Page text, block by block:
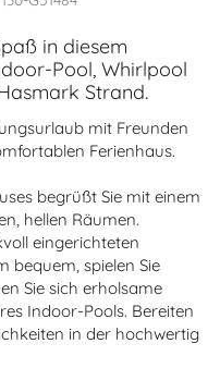
in diesem
Pool, Whirlpool
Strand.
mit Freunden
Ferienhaus.
begrüßt Sie mit einem
hellen Räumen.
eingerichteten
bequem, spielen Sie
Sie sich erholsame
Indoor-Pools. Bereiten
in der hochwertig